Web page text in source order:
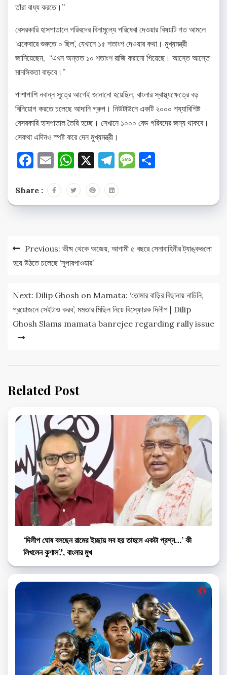
তাঁরা বাধ্য করতে।”
বেসরকারি হাসপাতালে গরিবদের বিনামূল্যে পরিষেবা দেওয়ার বিষয়টি গত আমলে
‘একেবারে শুরুতে ০ ছিল’, যেখানে ১৫ শতাংশ দেওয়ার কথা। মুখ্যমন্ত্রী
জানিয়েছেন, “এখন অন্তত ১০ শতাংশ রাজি করানো গিয়েছে। আস্তে আস্তে
মানসিকতা বাড়বে।”
পাশাপাশি নবান্ন সূত্রে আগেই জানানো হয়েছিল, বাংলার স্বাস্থ্যক্ষেত্রে বড়
বিনিয়োগ করতে চলেছে আদানি গ্রুপ। নিউটাউনে একটি ২০০০ শয্যাবিশিষ্ট
বেসরকারি হাসপাতাল তৈরি হচ্ছে। সেখানে ১০০০ বেড গরিবদের জন্য থাকবে।
সেকথা এদিনও স্পষ্ট করে দেন মুখ্যমন্ত্রী।
Facebook
EmailWhatsApp
X Telegram
Message
Share :
Post
navigation
Previous: ভীষ্ম থেকে অজেয়, আগামী ৫ বছরে সেনাবাহিনীর ট্যাঙ্কগুলো
হয়ে উঠতে চলেছে ‘সুপারপাওয়ার’
Next: Dilip Ghosh on Mamata: ‘তোমার বাড়ির বিছানায় নাচিনি,
প্রয়োজনে সেইটাও করব’, মমতার মিছিল নিয়ে বিস্ফোরক দিলীপ | Dilip
Ghosh Slams mamata banrejee regarding rally issue
Related Post
‘দিলীপ ঘোষ বলছেন রামের ইচ্ছায় সব হয় তাহলে একটা প্রশ্ন…’ কী
লিখলেন কুণাল?, বাংলার মুখ